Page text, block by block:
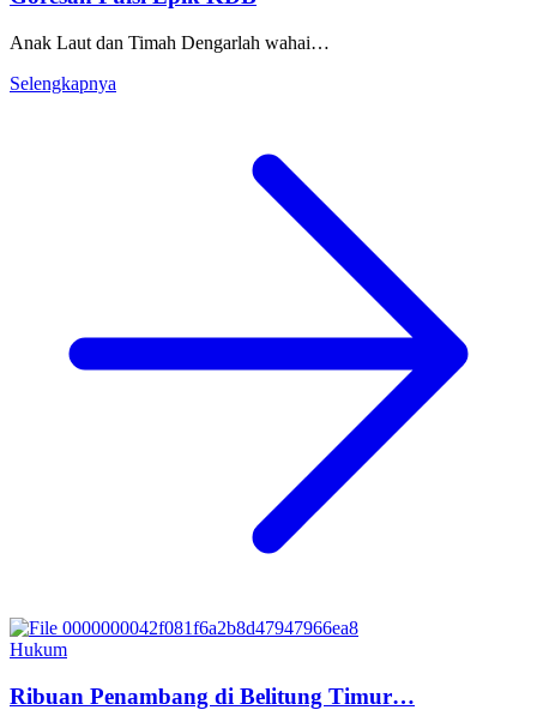
Anak Laut dan Timah Dengarlah wahai…
Selengkapnya
Hukum
Ribuan Penambang di Belitung Timur…